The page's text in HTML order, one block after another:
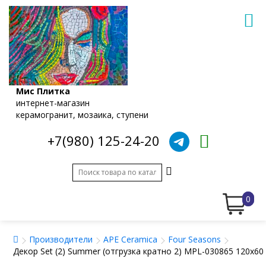
Мис Плитка
интернет-магазин
керамогранит, мозаика, ступени
+7(980) 125-24-20
0
Производители APE Ceramica
Four Seasons
Декор Set (2) Summer (отгрузка кратно 2) MPL-030865